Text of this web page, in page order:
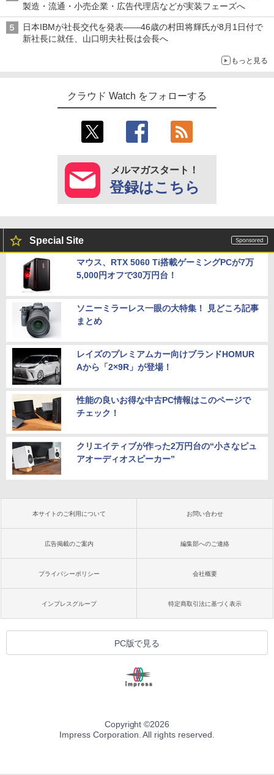
製造・流通・小売企業・広告代理店などが実装フェーズへ
日本IBMが社長交代を発表――46歳の村田将輝氏が8月1日付で
新社長に就任、山口明夫社長は会長へ
もっと見る
クラウド Watch をフォローする
メルマガスタート！
登録はこちら
Special Site
マウス、RTX 5060 Ti搭載ゲーミングPCが7万
5,000円オフで30万円台！
ソニーミラーレス一眼の大特集！ 見どころ記事
まとめ
レイズのプレミアムカー向けブランドHOMUR
Aから「2×9R」が登場！
性能の良いお得な中古PC情報はこのページで
チェック！
クリエイティブが作った2万円台の“小さなピュ
アオーディオスピーカー”
本サイトのご利用について お問い合わせ
広告掲載のご案内 編集部へのご連絡
プライバシーポリシー 会社概要
インプレスグループ 特定商取引法に基づく表示
PC版で見る
Copyright ©2026
Impress Corporation. All rights reserved.